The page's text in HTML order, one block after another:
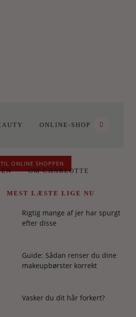
ONLINE-SHOP
OM CHARLOTTE
ONLINE SHOPPEN
MEST LÆSTE LIGE NU
Rigtig mange af jer har spurgt
efter disse
Guide: Sådan renser du dine
makeupbørster korrekt
Vasker du dit hår forkert?